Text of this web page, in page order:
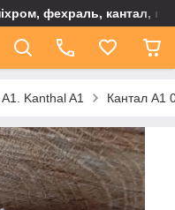
фехраль, кантал,
Kanthal A1 Кантал А1